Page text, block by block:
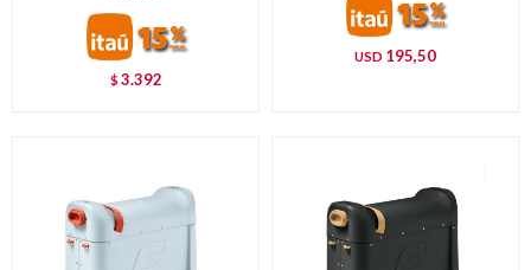
$3.392
USD 195,50